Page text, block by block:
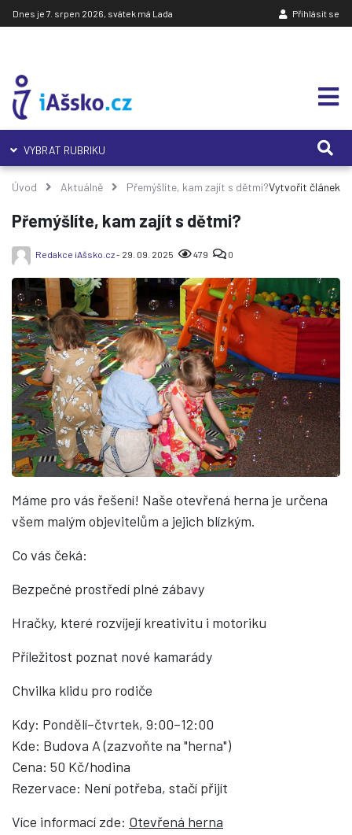
Dnes je 7. srpen 2026, svátek má Lada Přihlásit se
VYBRAT RUBRIKU
Úvod Aktuálně Přemýšlíte, kam zajít s dětmi?Vytvořit článek
Přemýšlíte, kam zajít s dětmi?
Redakce iAšsko.cz- 29. 09. 2025 479 0
Máme pro vás řešení! Naše otevřená herna je určena
všem malým objevitelům a jejich blízkým.
Co vás čeká:
Bezpečné prostředí plné zábavy
Hračky, které rozvíjejí kreativitu i motoriku
Příležitost poznat nové kamarády
Chvilka klidu pro rodiče
Kdy: Pondělí–čtvrtek, 9:00–12:00
Kde: Budova A (zazvoňte na "herna")
Cena: 50 Kč/hodina
Rezervace: Není potřeba, stačí přijít
Více informací zde: Otevřená herna